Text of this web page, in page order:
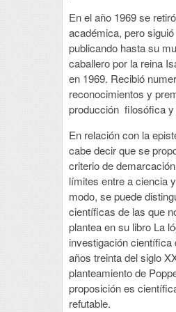
En el año 1969 se
académica, pero
publicando hasta su
caballero por la reina
en 1969. Recibió
reconocimientos y
producción filosófica y
En relación con la
cabe decir que se
criterio de
límites entre a ciencia
modo, se puede
científicas de las que
plantea en su libro La
investigación
años treinta del siglo
planteamiento de
proposición es
refutable.